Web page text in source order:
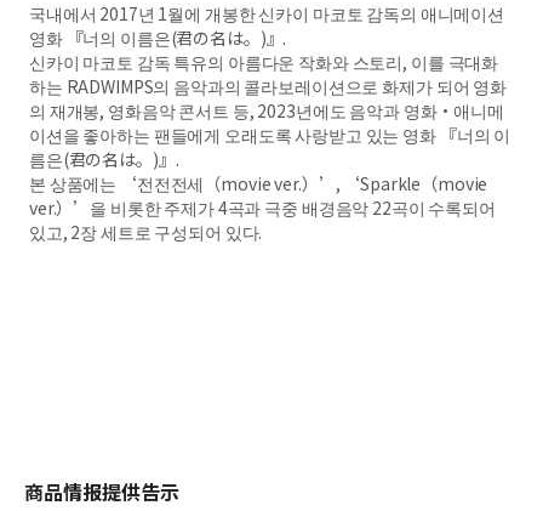
국내에서 2017년 1월에 개봉한 신카이 마코토 감독의 애니메이션
영화 『너의 이름은(君の名は。)』.
신카이 마코토 감독 특유의 아름다운 작화와 스토리, 이를 극대화
하는 RADWIMPS의 음악과의 콜라보레이션으로 화제가 되어 영화
의 재개봉, 영화음악 콘서트 등, 2023년에도 음악과 영화‧애니메
이션을 좋아하는 팬들에게 오래도록 사랑받고 있는 영화 『너의 이
름은(君の名は。)』.
본 상품에는 ‘전전전세（movie ver.）’, ‘Sparkle（movie
ver.）’을 비롯한 주제가 4곡과 극중 배경음악 22곡이 수록되어
있고, 2장 세트로 구성되어 있다.
商品情报提供告示